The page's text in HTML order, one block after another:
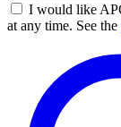
I would like
at any time. See the